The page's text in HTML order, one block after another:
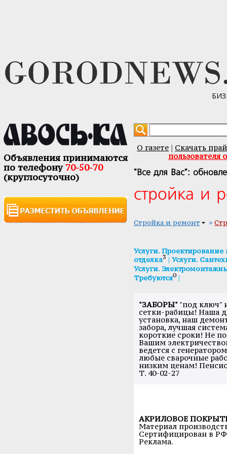
Объявления принимаются
по телефону70-50-70
(круглосуточно)
О газете
Скачать
пользователя
"Все для Вас":
стройка и
Стройка и ремонт »
Услуги. Проектирование
отделка3 | Услуги.
Услуги.
Требуются0 |
"ЗАБОРЫ" "под ключ"
сетки-рабицы! Наша
установка, наш
забора, лучшая
короткие сроки! Не
Вашим
ведется с
любые сварочные
низким ценам!
Т. 40-02-27
АКРИЛОВОЕ
Материал
Сертифицирован в
Реклама.